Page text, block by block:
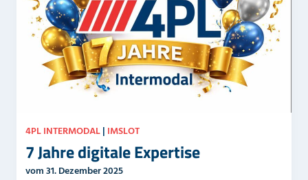
4PL INTERMODAL| IMSLOT
7 Jahre digitale Expertise
vom 31. Dezember 2025